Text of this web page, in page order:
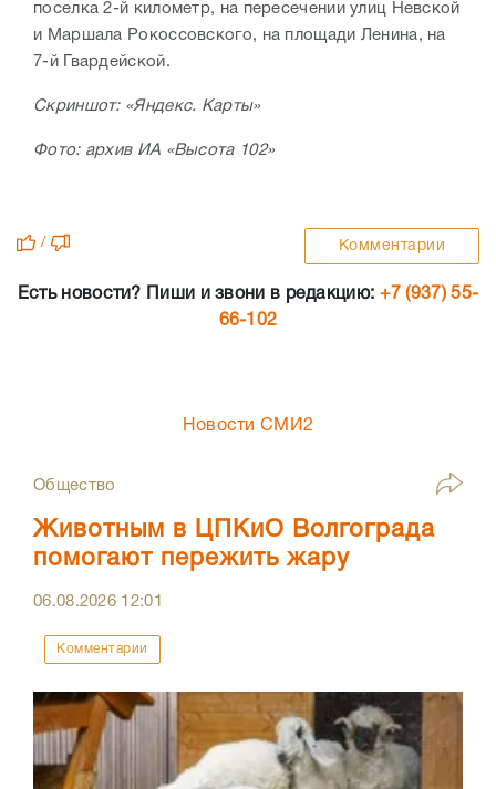
поселка 2-й километр, на пересечении улиц Невской
и Маршала Рокоссовского, на площади Ленина, на
7-й Гвардейской.
Скриншот: «Яндекс. Карты»
Фото: архив ИА «Высота 102»
/ Комментарии
Есть новости? Пиши и звони в редакцию: +7 (937) 55-
66-102
Новости СМИ2
Общество
Животным в ЦПКиО Волгограда
помогают пережить жару
06.08.2026 12:01
Комментарии